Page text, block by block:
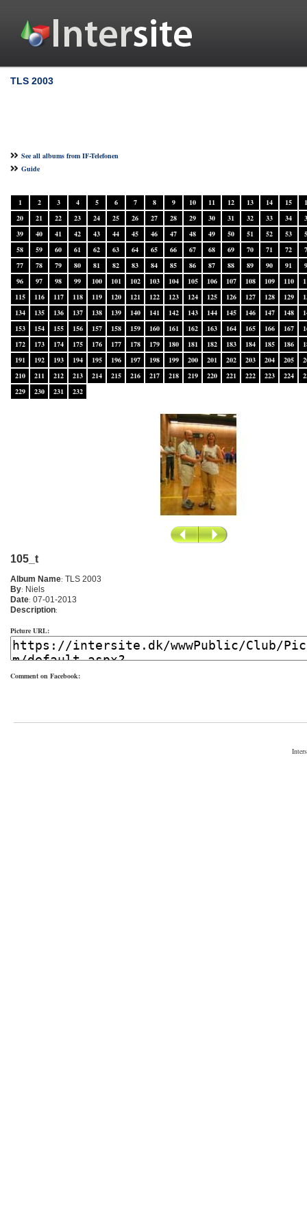
TLS 2003
See all albums from IF-Telefonen
Guide
1 2 3 4 5 6 7 8 9 10 11 12 13 14 15
20
21 22 23 24 25 26 27 28 29 30 31 32 33 34
39
40 41 42 43 44 45 46 47 48 49 50 51 52 53
58
59 60 61 62 63 64 65 66 67 68 69 70 71 72
77
78 79 80 81 82 83 84 85 86 87 88 89 90 91
96
97 98 99 100 101 102 103 104 105 106 107 108 109 110
115
116 117 118 119 120 121 122 123 124 125 126 127 128 129
134
135 136 137 138 139 140 141 142 143 144 145 146 147 148
153
154 155 156 157 158 159 160 161 162 163 164 165 166 167
172
173 174 175 176 177 178 179 180 181 182 183 184 185 186
191
192 193 194 195 196 197 198 199 200 201 202 203 204 205
210
211 212 213 214 215 216 217 218 219 220 221 222 223 224
229
230 231 232
105_t
Album Name: TLS 2003
By: Niels
Date: 07-01-2013
Description:
Picture URL:
Comment on Facebook: